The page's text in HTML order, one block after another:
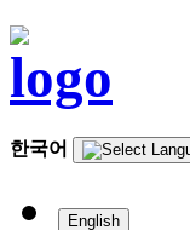
한국어
English